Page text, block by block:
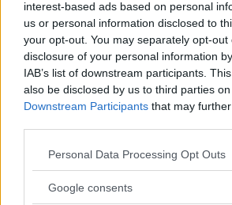
interest-based ads based on personal
us or personal information disclosed to
your opt-out. You may separately opt-
disclosure of your personal information
IAB’s list of downstream participants.
also be disclosed by us to third parties
Downstream Participants that may
Please note that this website/app uses
not limited to your visit or usage
Personal Data Processing Opt Outs
Google consents
RELAZIONI
Le più belle frasi di
Swift per rinascere
delusione d'amore
Le frasi di Taylor Swift che aiutano a
una relazione: sono tratte dalle sue
fine di un rapporto.